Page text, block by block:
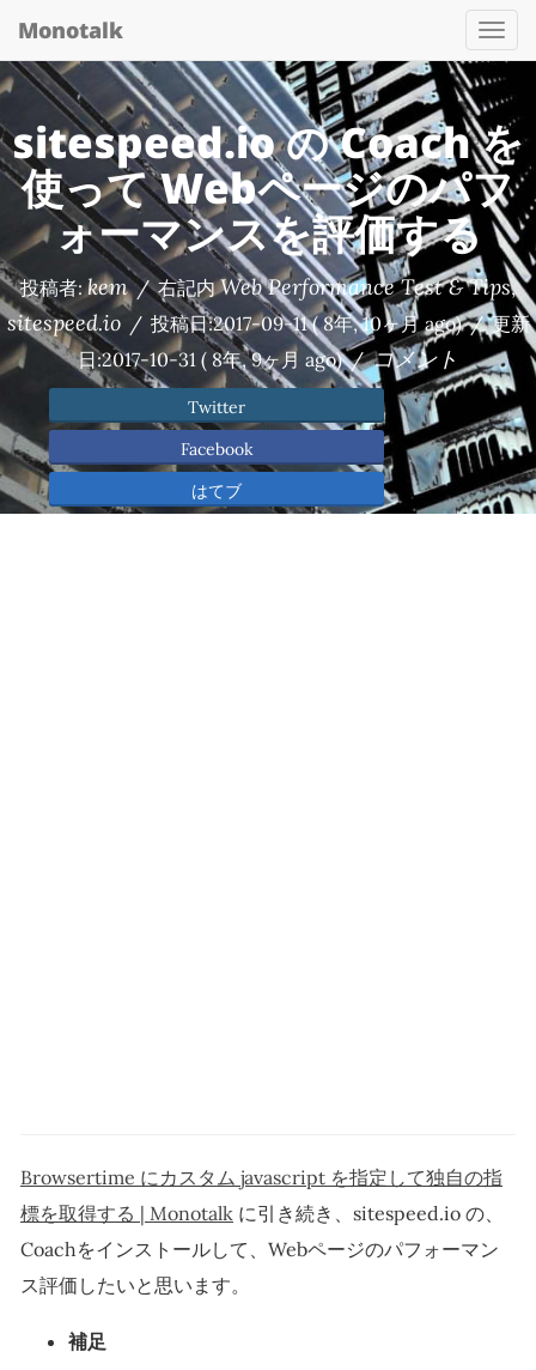
Monotalk
sitespeed.io の Coach を
使って Webページのパフ
ォーマンスを評価する
投稿者:kem / 右記内Web Performance Test & Tips,
sitespeed.io / 投稿日:2017-09-11( 8年, 10ヶ月 ago) / 更新
日:2017-10-31 ( 8年, 9ヶ月 ago) / コメント
Twitter
Facebook
はてブ
Browsertime にカスタム javascript を指定して独自の指
標を取得する | Monotalk に引き続き、sitespeed.io の、
Coachをインストールして、Webページのパフォーマン
ス評価したいと思います。
補足